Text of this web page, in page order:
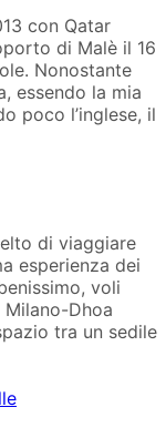
con Qatar
di Malè il 16
Nonostante
essendo la mia
poco l’inglese, il
di viaggiare
esperienza dei
voli
Dhoa
tra un sedile